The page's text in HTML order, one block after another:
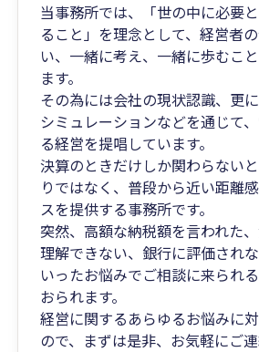
当事務所では、「世の中に必要
ること」を理念として、経営者
い、一緒に考え、一緒に歩むこ
ます。
その為には会社の現状認識、更
シミュレーションなどを通じて
る経営を提唱しています。
決算のときだけしか関わらない
りではなく、普段から近い距離
スを提供する事務所です。
突然、高額な納税額を言われた
理解できない、銀行に評価され
いったお悩みでご相談に来られ
おられます。
経営に関するあらゆるお悩みに
ので、まずは是非、お気軽にご連